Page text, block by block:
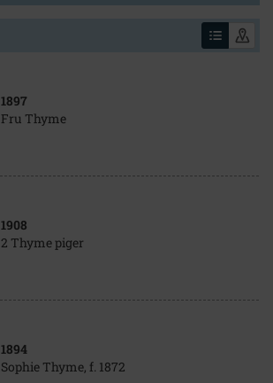
1897
Fru Thyme
1908
2 Thyme piger
1894
Sophie Thyme, f. 1872